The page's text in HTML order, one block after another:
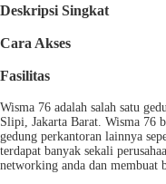
Deskripsi Singkat
Cara Akses
Fasilitas
Wisma 76 adalah salah satu
Slipi, Jakarta Barat. Wisma 76
gedung perkantoran lainnya
terdapat banyak sekali
networking anda dan membuat